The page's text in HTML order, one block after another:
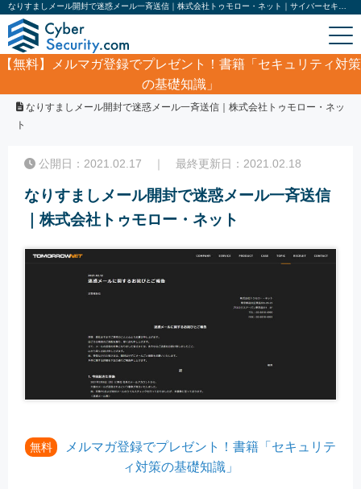
【無料】
メルマガ登録でプレゼント！書籍「セキュリティ対策
の基礎知識」
サイバーセキュリティ・情報漏洩ニュース
なりすましメール開封で迷惑メール一斉送信｜株式会社トゥモロー・ネッ
ト
公開日：2021.02.17 ｜ 最終更新日：2021.02.18
なりすましメール開封で迷惑メール一斉送信
｜株式会社トゥモロー・ネット
無料
メルマガ登録でプレゼント！書籍「セキュリテ
ィ対策の基礎知識」